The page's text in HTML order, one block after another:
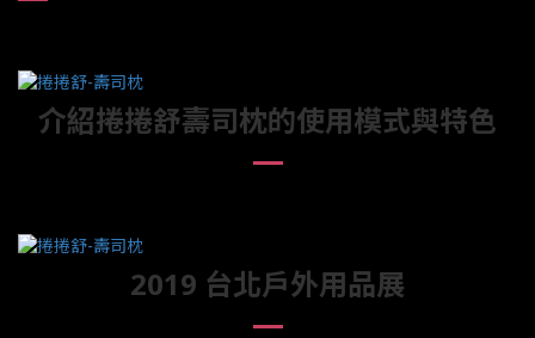
介紹捲捲舒壽司枕的使用模式與特色
2019 台北戶外用品展